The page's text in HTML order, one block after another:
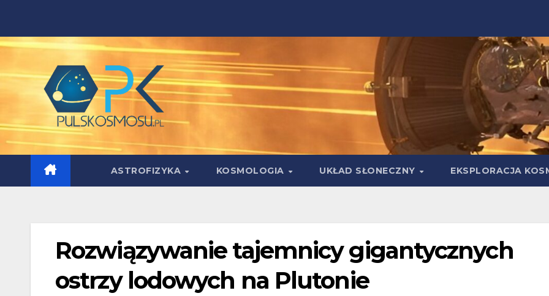
content
ASTROFIZYKA KOSMOLOGIA UKŁAD SŁONECZNY EKSPLORACJA
Rozwiązywanie tajemnicy gigantycznych
ostrzy lodowych na Plutonie